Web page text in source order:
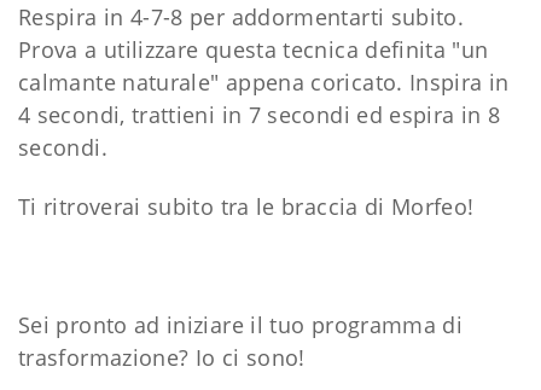
Respira in 4-7-8 per addormentarti subito.
Prova a utilizzare questa tecnica definita "un
calmante naturale" appena coricato. Inspira in
4 secondi, trattieni in 7 secondi ed espira in 8
secondi.
Ti ritroverai subito tra le braccia di Morfeo!
Sei pronto ad iniziare il tuo programma di
trasformazione? Io ci sono!